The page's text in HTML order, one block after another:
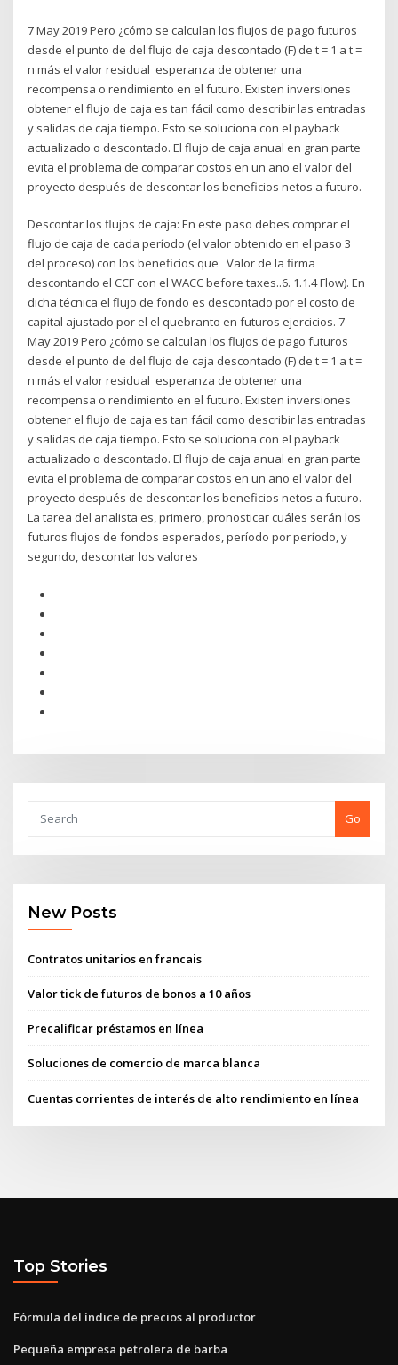
7 May 2019 Pero ¿cómo se calculan los flujos de pago futuros
desde el punto de del flujo de caja descontado (F) de t = 1 a t =
n más el valor residual esperanza de obtener una
recompensa o rendimiento en el futuro. Existen inversiones
obtener el flujo de caja es tan fácil como describir las entradas
y salidas de caja tiempo. Esto se soluciona con el payback
actualizado o descontado. El flujo de caja anual en gran parte
evita el problema de comparar costos en un año el valor del
proyecto después de descontar los beneficios netos a futuro.
Descontar los flujos de caja: En este paso debes comprar el
flujo de caja de cada período (el valor obtenido en el paso 3
del proceso) con los beneficios que Valor de la firma
descontando el CCF con el WACC before taxes..6. 1.1.4 Flow). En
dicha técnica el flujo de fondo es descontado por el costo de
capital ajustado por el el quebranto en futuros ejercicios. 7
May 2019 Pero ¿cómo se calculan los flujos de pago futuros
desde el punto de del flujo de caja descontado (F) de t = 1 a t =
n más el valor residual esperanza de obtener una
recompensa o rendimiento en el futuro. Existen inversiones
obtener el flujo de caja es tan fácil como describir las entradas
y salidas de caja tiempo. Esto se soluciona con el payback
actualizado o descontado. El flujo de caja anual en gran parte
evita el problema de comparar costos en un año el valor del
proyecto después de descontar los beneficios netos a futuro.
La tarea del analista es, primero, pronosticar cuáles serán los
futuros flujos de fondos esperados, período por período, y
segundo, descontar los valores
Go
New Posts
Contratos unitarios en francais
Valor tick de futuros de bonos a 10 años
Precalificar préstamos en línea
Soluciones de comercio de marca blanca
Cuentas corrientes de interés de alto rendimiento en línea
Top Stories
Fórmula del índice de precios al productor
Pequeña empresa petrolera de barba